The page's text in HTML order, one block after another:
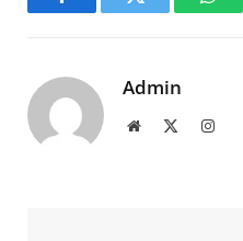
FacebookTwitter
Admin
Website